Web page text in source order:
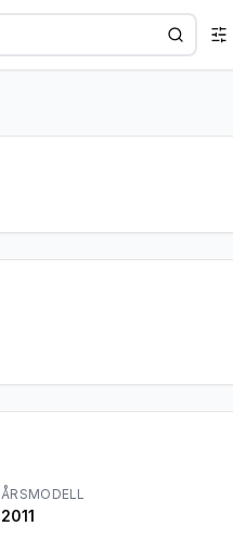
ÅRSMODELL
2011